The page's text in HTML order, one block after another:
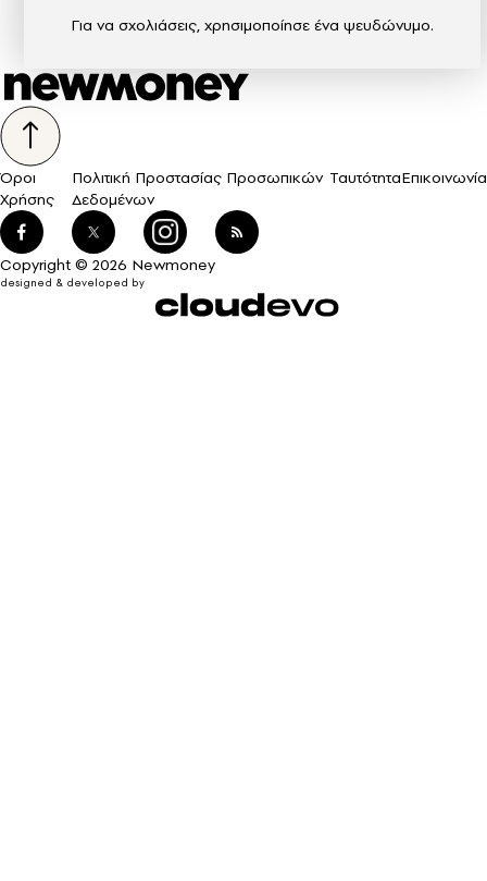
Για να σχολιάσεις, χρησιμοποίησε ένα ψευδώνυμο.
Όροι
Χρήσης
Πολιτική Προστασίας Προσωπικών
Δεδομένων
ΤαυτότηταΕπικοινωνία
Copyright © 2026 Newmoney
designed & developed by